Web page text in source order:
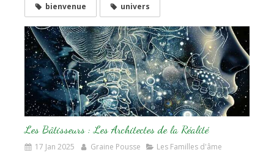
bienvenue univers
Les Bâtisseurs : Les Architectes de la Réalité
17 Jan 2025 Graine Pousse Les Familles d'âme